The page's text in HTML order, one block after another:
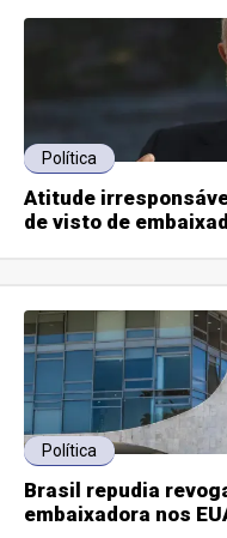
Política
Atitude
de visto de
Política
Brasil repudia
embaixadora nos